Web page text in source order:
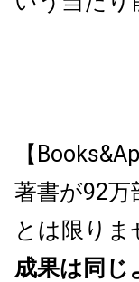
【
著書が92
とは限りま
成果は同じ